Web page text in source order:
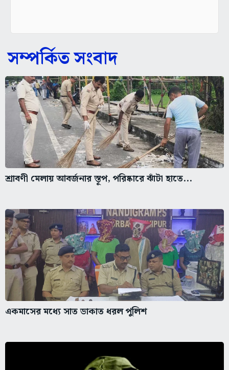
সম্পর্কিত সংবাদ
শ্রাবণী মেলায় আবর্জনার স্তূপ, পরিষ্কারে ঝাঁটা হাতে...
একমাসের মধ্যে সাত ডাকাত ধরল পুলিশ